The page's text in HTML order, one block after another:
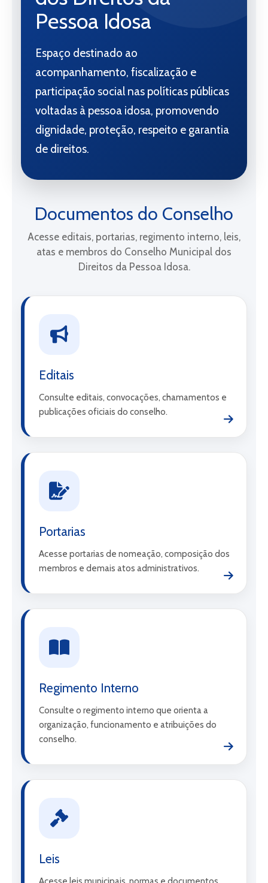
Pessoa Idosa
Espaço destinado ao
acompanhamento, fiscalização e
participação social nas políticas públicas
voltadas à pessoa idosa, promovendo
dignidade, proteção, respeito e garantia
de direitos.
Documentos do Conselho
Acesse editais, portarias, regimento interno, leis,
atas e membros do Conselho Municipal dos
Direitos da Pessoa Idosa.
Editais
Consulte editais, convocações, chamamentos e
publicações oficiais do conselho.
Portarias
Acesse portarias de nomeação, composição dos
membros e demais atos administrativos.
Regimento Interno
Consulte o regimento interno que orienta a
organização, funcionamento e atribuições do
conselho.
Leis